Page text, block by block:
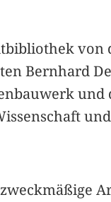
von
Bernhard
und